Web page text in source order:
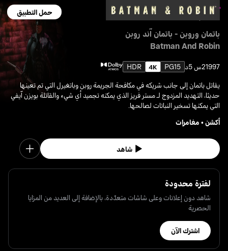
حمل التطبيق
باتمان وروبن - باتمان آند روبن
Batman And Robin
19972س 5د PG15
HDR
يقاتل باتمان إلى جانب شريكه في مكافحة الجريمة روبن وباتغيرل التي تم تعينها
حديثا، التهديد المزدوج لـ مستر فريز الذي يمكنه تجميد أي شيء والقاتلة بويزن آيفي
التي يمكنها تسخير النباتات لصالحها.
أكشن• مغامرات
شاهد
لفترة محدودة
شاهد دون إعلانات وعلى شاشات متعدّدة، بالإضافة إلى العديد من المزايا
الحصرية
اشترك الآن